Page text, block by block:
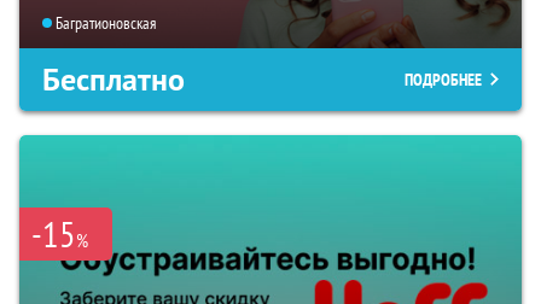
Багратионовская
Бесплатно ПОДРОБНЕЕ
-15%